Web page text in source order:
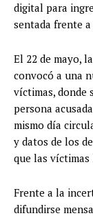
digital para
sentada frente
El 22 de mayo,
convocó a una
víctimas, donde
persona
mismo día
y datos de los
que las víctimas
Frente a la
difundirse